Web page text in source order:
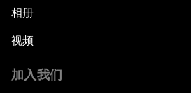
相册
视频
加入我们